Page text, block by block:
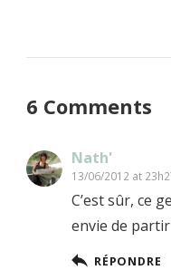
6 Comments
Nath'
13/06/2012 at
C’est sûr, ce
envie de
RÉPONDRE